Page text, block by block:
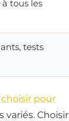
tous les
tests
pour
variés. Choisir